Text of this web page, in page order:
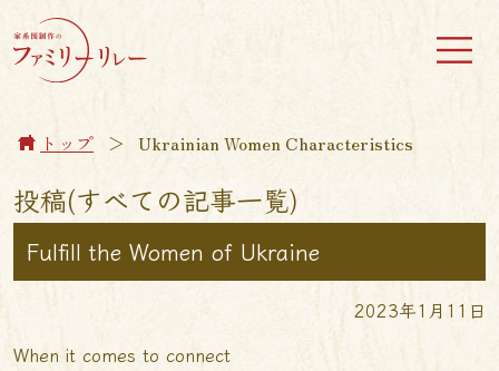
トップ ＞ Ukrainian Women Characteristics
投稿(すべての記事一覧)
Fulfill the Women of Ukraine
2023年1月11日
When it comes to connect